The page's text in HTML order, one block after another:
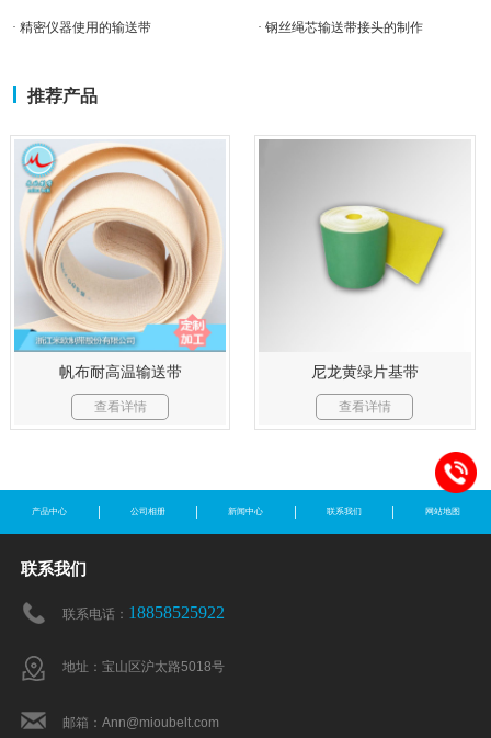
· 精密仪器使用的输送带 · 钢丝绳芯输送带接头的制作
推荐产品
帆布耐高温输送带
查看详情
尼龙黄绿片基带
查看详情
产品中心 公司相册 新闻中心 联系我们 网站地图
联系我们
联系电话： 18858525922
地址：宝山区沪太路5018号
邮箱：Ann@mioubelt.com